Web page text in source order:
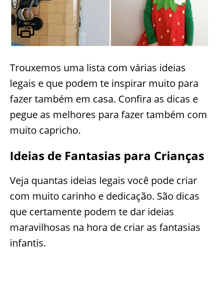
Trouxemos uma lista com várias ideias
legais e que podem te inspirar muito para
fazer também em casa. Confira as dicas e
pegue as melhores para fazer também com
muito capricho.
Ideias de Fantasias para Crianças
Veja quantas ideias legais você pode criar
com muito carinho e dedicação. São dicas
que certamente podem te dar ideias
maravilhosas na hora de criar as fantasias
infantis.